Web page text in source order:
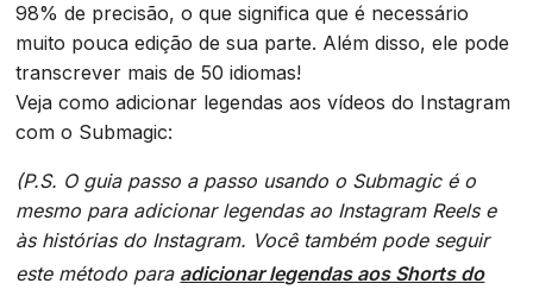
98% de precisão, o que significa que é necessário
muito pouca edição de sua parte. Além disso, ele pode
transcrever mais de 50 idiomas!
Veja como adicionar legendas aos vídeos do Instagram
com o Submagic:
(P.S. O guia passo a passo usando o Submagic é o
mesmo para adicionar legendas ao Instagram Reels e
às histórias do Instagram. Você também pode seguir
este método para adicionar legendas aos Shorts do